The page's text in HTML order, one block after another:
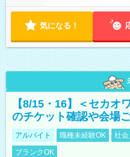
気になる！
【8/15・16】＜セカオ
のチケット確認や会場
アルバイト 職種未経験OK 社
ブランクOK